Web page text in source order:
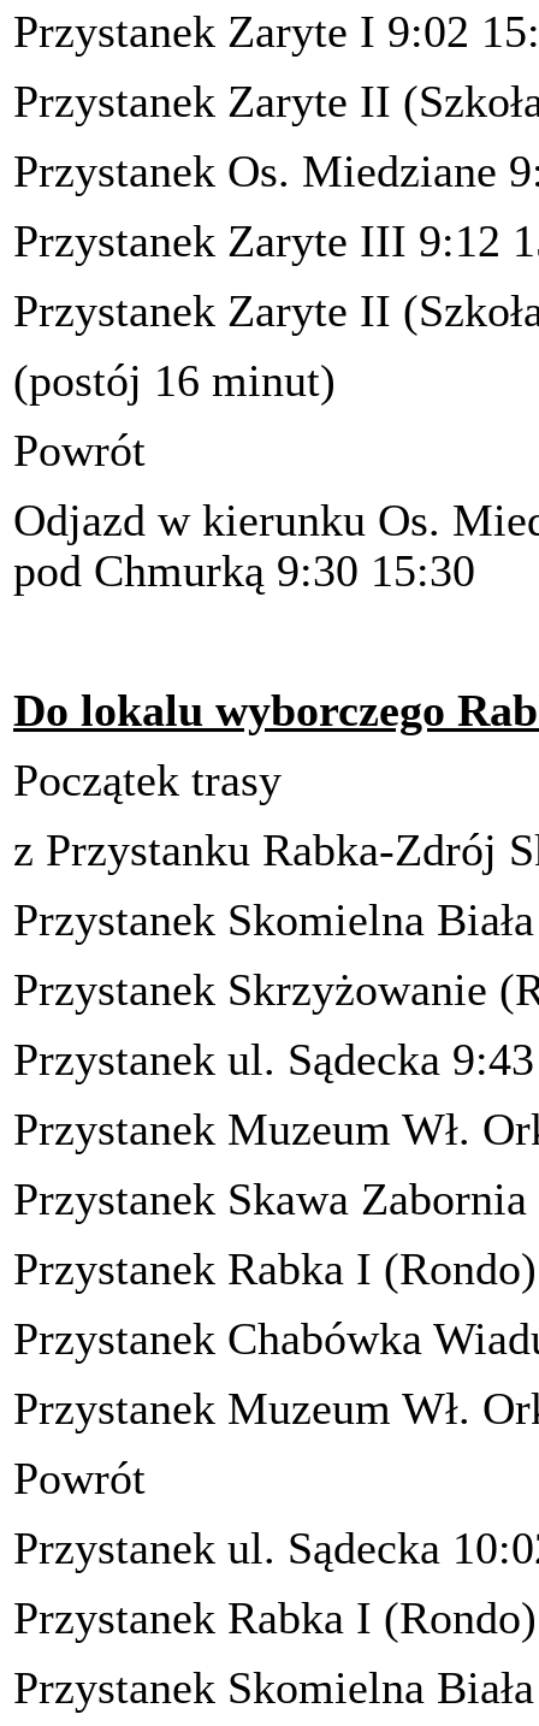
Przystanek Zaryte I 9:02
Przystanek Zaryte II
Przystanek Os. Miedziane
Przystanek Zaryte III 9:12
Przystanek Zaryte II
(postój 16 minut)
Powrót
Odjazd w kierunku Os.
pod Chmurką 9:30 15:30
Do lokalu wyborczego
Początek trasy
z Przystanku Rabka-Zdrój
Przystanek Skomielna
Przystanek Skrzyżowanie
Przystanek ul. Sądecka
Przystanek Muzeum Wł.
Przystanek Skawa
Przystanek Rabka I
Przystanek Chabówka
Przystanek Muzeum Wł.
Powrót
Przystanek ul. Sądecka
Przystanek Rabka I
Przystanek Skomielna